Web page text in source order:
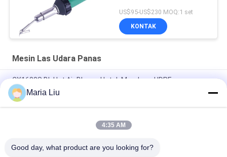
US$95-US$230 MOQ:1 set
KONTAK
Mesin Las Udara Panas
CX1600S BL Hot Air Blower Untuk Membran HDPE
Pistol Udara Panas 1600W dengan Suhu 20-620°C dan Volume
Udara Max 180L/min untuk Pengelasan Plastik PVC
Pemasang Udara Panas CX1600S Dengan Berbagai Pilihan
Maria Liu
4:35 AM
Good day, what product are you looking for?